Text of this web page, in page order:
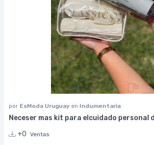
por EsModa Uruguay en Indumentaria
Neceser mas kit para elcuidado personal
+0 Ventas